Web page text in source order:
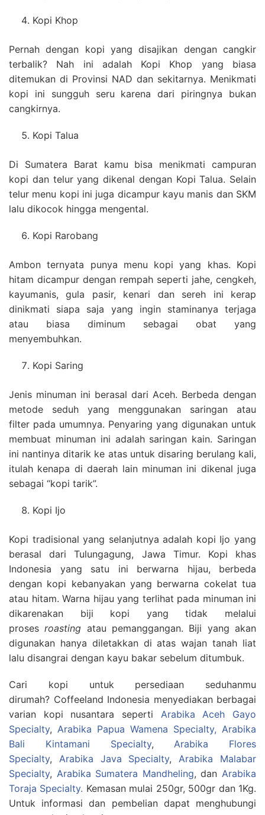
Kopi Khop
Pernah dengan kopi yang disajikan dengan cangkir
terbalik? Nah ini adalah Kopi Khop yang biasa
ditemukan di Provinsi NAD dan sekitarnya. Menikmati
kopi ini sungguh seru karena dari piringnya bukan
cangkirnya.
Kopi Talua
Di Sumatera Barat kamu bisa menikmati campuran
kopi dan telur yang dikenal dengan Kopi Talua. Selain
telur menu kopi ini juga dicampur kayu manis dan SKM
lalu dikocok hingga mengental.
Kopi Rarobang
Ambon ternyata punya menu kopi yang khas. Kopi
hitam dicampur dengan rempah seperti jahe, cengkeh,
kayumanis, gula pasir, kenari dan sereh ini kerap
dinikmati siapa saja yang ingin staminanya terjaga
atau biasa diminum sebagai obat yang
menyembuhkan.
Kopi Saring
Jenis minuman ini berasal dari Aceh. Berbeda dengan
metode seduh yang menggunakan saringan atau
filter pada umumnya. Penyaring yang digunakan untuk
membuat minuman ini adalah saringan kain. Saringan
ini nantinya ditarik ke atas untuk disaring berulang kali,
itulah kenapa di daerah lain minuman ini dikenal juga
sebagai “kopi tarik”.
Kopi Ijo
Kopi tradisional yang selanjutnya adalah kopi Ijo yang
berasal dari Tulungagung, Jawa Timur. Kopi khas
Indonesia yang satu ini berwarna hijau, berbeda
dengan kopi kebanyakan yang berwarna cokelat tua
atau hitam. Warna hijau yang terlihat pada minuman ini
dikarenakan biji kopi yang tidak melalui
prosesroasting atau pemanggangan. Biji yang akan
digunakan hanya diletakkan di atas wajan tanah liat
lalu disangrai dengan kayu bakar sebelum ditumbuk.
Cari kopi untuk persediaan seduhanmu
dirumah? Coffeeland Indonesia menyediakan berbagai
varian kopi nusantara seperti Arabika Aceh Gayo
Specialty, Arabika Papua Wamena Specialty, Arabika
Bali Kintamani Specialty, Arabika Flores
Specialty, Arabika Java Specialty, Arabika Malabar
Specialty, Arabika Sumatera Mandheling, dan Arabika
Toraja Specialty. Kemasan mulai 250gr, 500gr dan 1Kg.
Untuk informasi dan pembelian dapat menghubungi